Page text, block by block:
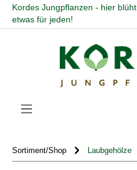
springen
Kordes Jungpflanzen - hier blüht
etwas für jeden!
Sortiment/Shop Laubgehölze